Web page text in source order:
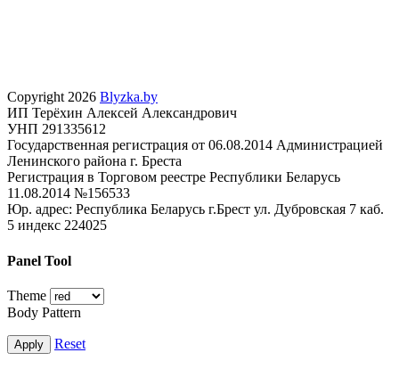
Copyright 2026 Blyzka.by
ИП Терёхин Алексей Александрович
УНП 291335612
Государственная регистрация от 06.08.2014 Администрацией
Ленинского района г. Бреста
Регистрация в Торговом реестре Республики Беларусь
11.08.2014 №156533
Юр. адрес: Республика Беларусь г.Брест ул. Дубровская 7 каб.
5 индекс 224025
Panel Tool
Theme
Body Pattern
Apply Reset